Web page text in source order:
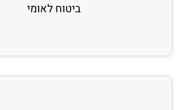
ביטוח לאומי